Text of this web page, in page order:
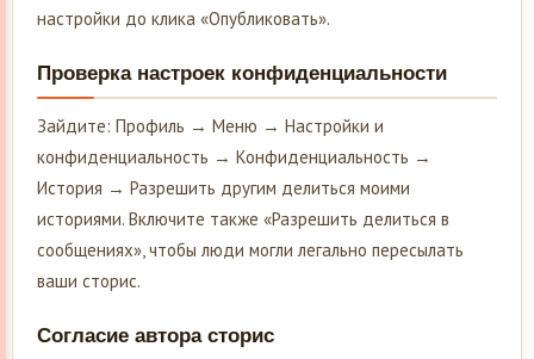
настройки до клика «Опубликовать».
Проверка настроек конфиденциальности
Зайдите: Профиль → Меню → Настройки и
конфиденциальность → Конфиденциальность →
История → Разрешить другим делиться моими
историями. Включите также «Разрешить делиться в
сообщениях», чтобы люди могли легально пересылать
ваши сторис.
Согласие автора сторис